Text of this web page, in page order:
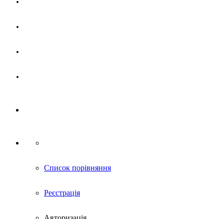
Список порівняння
Реєстрація